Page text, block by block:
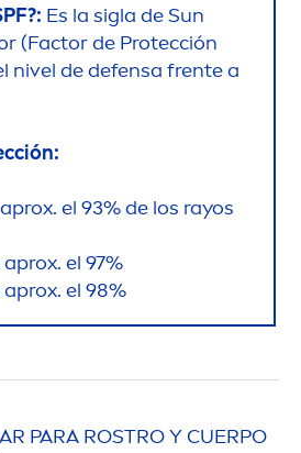
Es la sigla deSun
(Factor de Protección
nivel de defensa frente a
el 93% de los rayos
el 97%
el 98%
PARA ROSTRO Y CUERPO